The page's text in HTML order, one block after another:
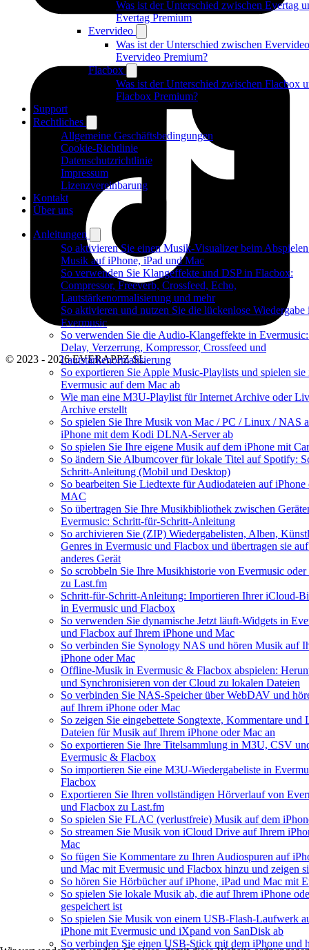
Was ist der Unterschied zwischen Evertag
Evertag Premium
Evervideo
Was ist der Unterschied zwischen
Evervideo Premium?
Flacbox
Was ist der Unterschied zwischen Flacbox
Flacbox Premium?
Support
Rechtliches
Allgemeine Geschäftsbedingungen
Cookie-Richtlinie
Datenschutzrichtlinie
Impressum
Lizenzvereinbarung
Kontakt
Über uns
Anleitungen
So aktivieren Sie einen Musik-Visualizer beim
Musik auf iPhone, iPad und Mac
So verwenden Sie Klangeffekte und DSP in Flacbox:
Compressor, Freeverb, Crossfeed, Echo,
Lautstärkenormalisierung und mehr
So aktivieren und nutzen Sie die lückenlose Wiedergabe
Evermusic
So verwenden Sie die Audio-Klangeffekte in
Delay, Verzerrung, Kompressor, Crossfeed und
Lautstärkenormalisierung
So exportieren Sie Apple Music-Playlists und spielen sie
Evermusic auf dem Mac ab
Wie man eine M3U-Playlist für Internet Archive oder
Archive erstellt
So spielen Sie Ihre Musik von Mac / PC / Linux / NAS
iPhone mit dem Kodi DLNA-Server ab
So spielen Sie Ihre eigene Musik auf dem iPhone mit
So ändern Sie Albumcover für lokale Titel auf Spotify:
Schritt-Anleitung (Mobil und Desktop)
So bearbeiten Sie Liedtexte für Audiodateien auf iPhone
MAC
So übertragen Sie Ihre Musikbibliothek zwischen
Evermusic: Schritt-für-Schritt-Anleitung
So archivieren Sie (ZIP) Wiedergabelisten, Alben,
Genres in Evermusic und Flacbox und übertragen sie
anderes Gerät
So scrobbeln Sie Ihre Musikhistorie von Evermusic
zu Last.fm
Schritt-für-Schritt-Anleitung: Importieren Ihrer iCloud-
in Evermusic und Flacbox
So verwenden Sie dynamische Jetzt läuft-Widgets in
und Flacbox auf Ihrem iPhone und Mac
So verbinden Sie Synology NAS und hören Musik auf
iPhone oder Mac
Offline-Musik in Evermusic & Flacbox abspielen:
und Synchronisieren von der Cloud zu lokalen Dateien
So verbinden Sie NAS-Speicher über WebDAV und
auf Ihrem iPhone oder Mac
So zeigen Sie eingebettete Songtexte, Kommentare und
Dateien für Musik auf Ihrem iPhone oder Mac an
So exportieren Sie Ihre Titelsammlung in M3U, CSV
Evermusic & Flacbox
So importieren Sie eine M3U-Wiedergabeliste in
Flacbox
Exportieren Sie Ihren vollständigen Hörverlauf von
und Flacbox zu Last.fm
So spielen Sie FLAC (verlustfreie) Musik auf dem
So streamen Sie Musik von iCloud Drive auf Ihrem
Mac
So fügen Sie Kommentare zu Ihren Audiospuren auf
und Mac mit Evermusic und Flacbox hinzu und zeigen
So hören Sie Hörbücher auf iPhone, iPad und Mac mit
So spielen Sie lokale Musik ab, die auf Ihrem iPhone
gespeichert ist
So spielen Sie Musik von einem USB-Flash-Laufwerk
iPhone mit Evermusic und iXpand von SanDisk ab
So verbinden Sie einen USB-Stick mit dem iPhone und
© 2023 - 2026 EVERAPPZ SL